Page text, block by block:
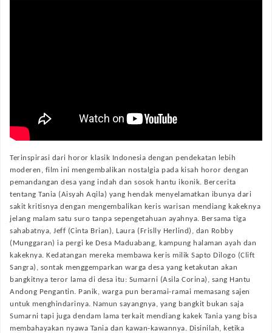
Terinspirasi dari horor klasik Indonesia dengan pendekatan lebih
moderen, film ini mengembalikan nostalgia pada kisah horor dengan
pemandangan desa yang indah dan sosok hantu ikonik. Bercerita
tentang Tania (Aisyah Aqila) yang hendak menyelamatkan ibunya dari
sakit kritisnya dengan mengembalikan keris warisan mendiang kakeknya
jelang malam satu suro tanpa sepengetahuan ayahnya. Bersama tiga
sahabatnya, Jeff (Cinta Brian), Laura (Frislly Herlind), dan Robby
(Munggaran) ia pergi ke Desa Maduabang, kampung halaman ayah dan
kakeknya. Kedatangan mereka membawa keris milik Sapto Dilogo (Clift
Sangra), sontak menggemparkan warga desa yang ketakutan akan
bangkitnya teror lama di desa itu: Sumarni (Asila Corina), sang Hantu
Andong Pengantin. Panik, warga pun beramai-ramai memasang sajen
untuk menghindarinya. Namun sayangnya, yang bangkit bukan saja
Sumarni tapi juga dendam lama terkait mendiang kakek Tania yang bisa
membahayakan nyawa Tania dan kawan-kawannya. Disinilah, ketika